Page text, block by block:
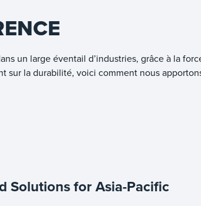
un large éventail d’industries, grâce à la
sur la durabilité, voici comment nous
Solutions for Asia-Pacific